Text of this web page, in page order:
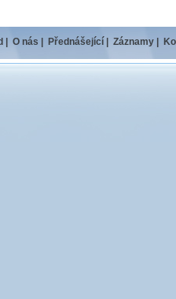
O nás Přednášející Záznamy